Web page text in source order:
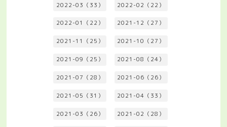
2022-03（33） 2022-02（22）
2022-01（22） 2021-12（27）
2021-11（25） 2021-10（27）
2021-09（25） 2021-08（24）
2021-07（28） 2021-06（26）
2021-05（31） 2021-04（33）
2021-03（26） 2021-02（28）